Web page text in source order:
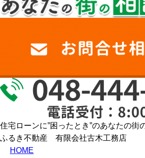
住宅ローンに”困ったとき”のあなたの
ふるき不動産 有限会社古木工務店
HOME